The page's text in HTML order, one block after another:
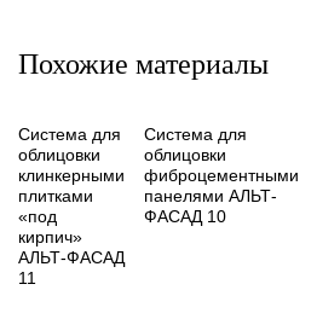
Похожие материалы
Система для
облицовки
клинкерными
плитками
«под
кирпич»
АЛЬТ-ФАСАД
11
Система для
облицовки
фиброцементными
панелями АЛЬТ-
ФАСАД 10